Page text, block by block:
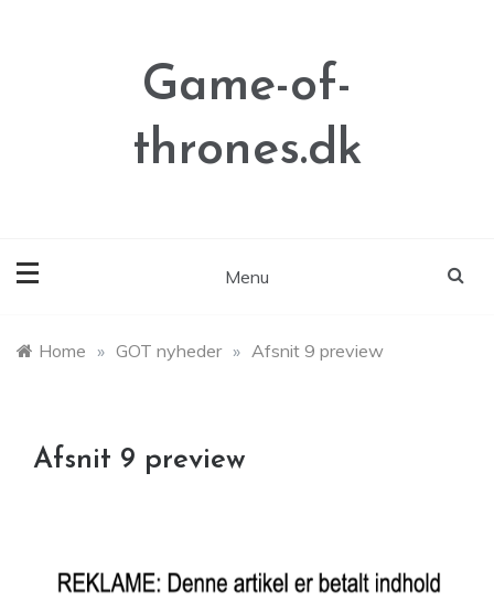
Game-of-
thrones.dk
Menu
Home » GOT nyheder » Afsnit 9 preview
Afsnit 9 preview